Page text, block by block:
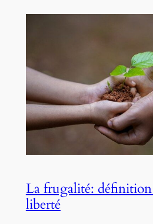
La frugalité: définition
liberté